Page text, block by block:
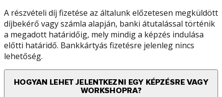
A részvételi díj fizetése az általunk előzetesen megküldött
díjbekérő vagy számla alapján, banki átutalással történik
a megadott határidőig, mely mindig a képzés indulása
előtti határidő. Bankkártyás fizetésre jelenleg nincs
lehetőség.
HOGYAN LEHET JELENTKEZNI EGY KÉPZÉSRE VAGY
WORKSHOPRA?